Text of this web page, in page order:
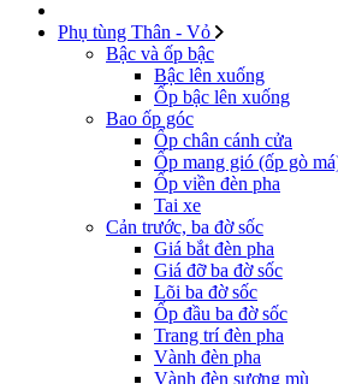
Phụ tùng Thân - Vỏ
Bậc và ốp bậc
Bậc lên xuống
Ốp bậc lên xuống
Bao ốp góc
Ốp chân cánh cửa
Ốp mang gió (ốp gò
Ốp viền đèn pha
Tai xe
Cản trước, ba đờ sốc
Giá bắt đèn pha
Giá đỡ ba đờ sốc
Lõi ba đờ sốc
Ốp đầu ba đờ sốc
Trang trí đèn pha
Vành đèn pha
Vành đèn sương mù